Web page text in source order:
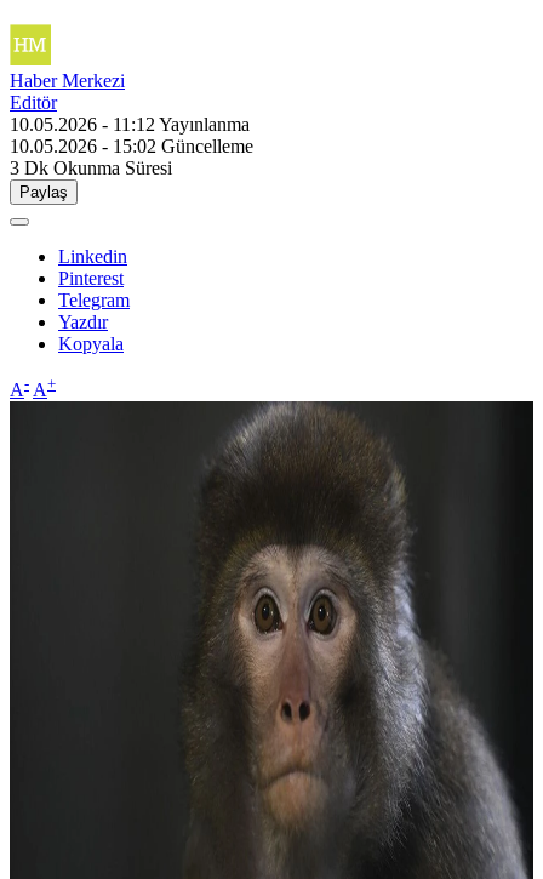
Haber Merkezi
Editör
10.05.2026 - 11:12 Yayınlanma
10.05.2026 - 15:02 Güncelleme
3 Dk Okunma Süresi
Paylaş
Linkedin
Pinterest
Telegram
Yazdır
Kopyala
A- A+